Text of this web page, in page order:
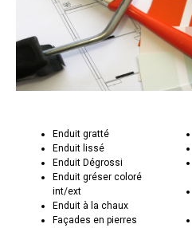
Enduit gratté
Enduit lissé
Enduit Dégrossi
Enduit gréser coloré
int/ext
Enduit à la chaux
Façades en pierres